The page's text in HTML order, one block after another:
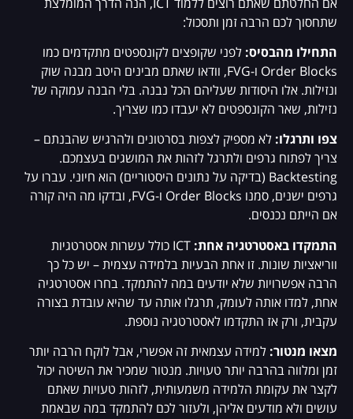
שתחסוך לכם הרבה זמן ותסכול:
התחילו מהבסיס: לפני שקופצים לקונספטים מתקדמים כמו
Order Blocks ו-FVG, וודאו שאתם מבינים היטב מבנה שוק
ונזילות. אלו היסודות שעליהם הכל נבנה. בלי הבנה עמוקה של
נזילות, שאר הקונספטים לא יעבדו כמו שצריך.
צפו ותרגלו: לא מספיק לצפות בסרטונים ולהרגיש שהבנתם –
צריך לפתוח גרפים ולתרגל לזהות את המושגים בעצמכם.
Backtesting (בדיקה על נתונים היסטוריים) הוא חיוני. עברו על
גרפים ישנים, סמנו Order Blocks ו-FVG, ובדקו מה היה קורה
אם הייתם נכנסים.
התמקדו באסטרטגיה אחת:
ICT כולל עשרות אסטרטגיות
ווריאציות שונות. זו אחת הבעיות בלמידה עצמית – יש כל כך
הרבה אפשרויות שלא יודעים במה להתמקד. בחרו אסטרטגיה
אחת, למדו אותה לעומק, תרגלו אותה עד שהיא עובדת בצורה
עקבית, ורק אז התקדמו לאסטרטגיה נוספת.
מצאו מנטור: למידה עצמאית זה אפשרי, אבל לוקח הרבה יותר
זמן ומלווה בהרבה יותר טעויות. מנטור שמכיר את השיטה יכול
לקצר את עקומת הלמידה משמעותית, לזהות טעויות שאתם
עושים ולא מודעים אליהן, ולעזור לכם להתמקד במה שבאמת